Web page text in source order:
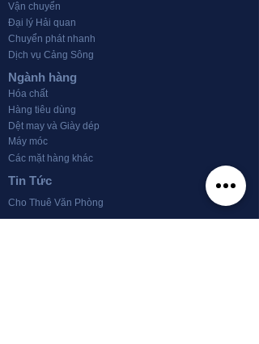
Vận chuyển
Đại lý Hải quan
Chuyển phát nhanh
Dịch vụ Cảng Sông
Ngành hàng
Hóa chất
Hàng tiêu dùng
Dệt may và Giày dép
Máy móc
Các mặt hàng khác
Tin Tức
Cho Thuê Văn Phòng